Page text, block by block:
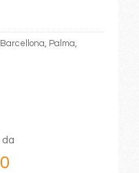
Palma,
da